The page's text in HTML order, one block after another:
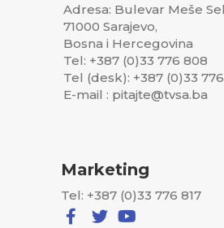
Adresa: Bulevar Meše
71000 Sarajevo,
Bosna i Hercegovina
Tel: +387 (0)33 776 808
Tel (desk): +387 (0)33
E-mail : pitajte@tvsa.ba
Marketing
Tel: +387 (0)33 776 817